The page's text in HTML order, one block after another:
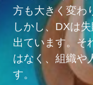
方も大きく変わ
しかし、DXは
出ています。そ
はなく、組織や
す。